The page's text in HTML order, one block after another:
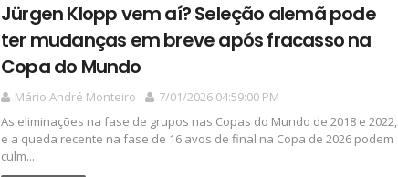
Jürgen Klopp vem aí? Seleção alemã pode
ter mudanças em breve após fracasso na
Copa do Mundo
Mário André Monteiro
7/01/2026 04:59:00 PM
As eliminações na fase de grupos nas Copas do Mundo de 2018 e 2022,
e a queda recente na fase de 16 avos de final na Copa de 2026 podem
culm...